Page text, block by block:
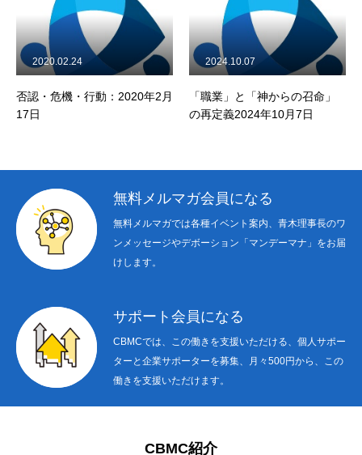
否認・危機・行動：2020年2月
17日
2020.02.24
「職業」と「神からの召命」
の再定義2024年10月7日
2024.10.07
無料メルマガ会員になる
無料メルマガでは各種イベント案内、青木理事長のワ
ンメッセージやデボーション「マンデーマナ」をお届
けします。
サポート会員になる
CBMCでは、この働きを支援いただける、個人サポー
ターと企業サポーターを募集、月々500円から、この
働きを支援いただけます。
CBMC紹介